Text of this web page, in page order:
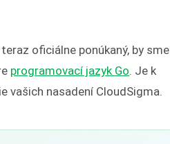
oficiálne ponúkaný, by sme
programovací jazyk Go. Je k
vašich nasadení CloudSigma.